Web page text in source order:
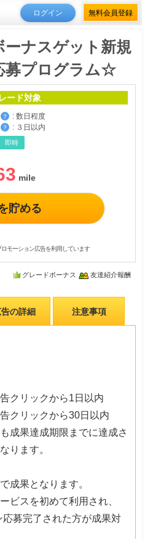
ログイン 無料会員登録
ーナスゲット新規
募プログラム☆
ード対象
？ : 数日程度
？ : ３日以内
即時
貯める
モーション広告を利用しています
グレードボーナス 友達紹介報酬
告の詳細 注意事項
リックから1日以内
クリックから30日以内
成果達成期限までに達成さ
ります。
成果となります。
ビスを初めて利用され、
募完了された方が成果対